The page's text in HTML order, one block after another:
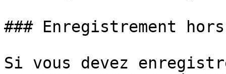
### Enregistrement
Si vous devez